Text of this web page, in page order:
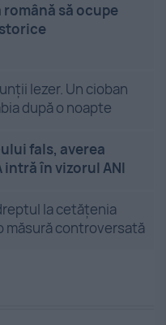
să ocupe
Iezer. Un cioban
după o noapte
fals, averea
în vizorul ANI
la cetățenia
măsură controversată